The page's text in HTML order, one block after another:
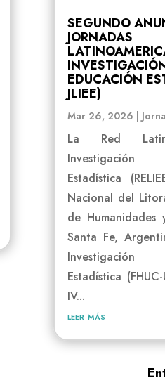
SEGUNDO
JORNADAS
EDUCACIÓN
JLIEE)
Mar 26, 2026
La Red
Estadística
Nacional del
de Humanidades
Santa Fe,
Estadística
IV...
leer más